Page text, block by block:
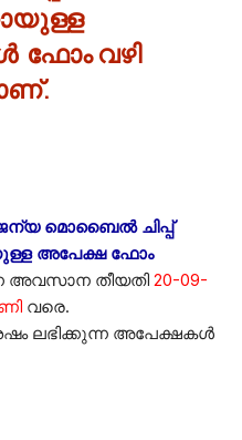
ഫോം വഴി
മൊബൈൽ ചിപ്പ്
അപേക്ഷ ഫോം
അവസാന തീയതി 20-09-
വരെ.
ലഭിക്കുന്ന അപേക്ഷകള്‍